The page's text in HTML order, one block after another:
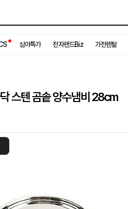
심야특가 전자랜드Biz 가전렌탈
스텐 곰솥 양수냄비 28cm